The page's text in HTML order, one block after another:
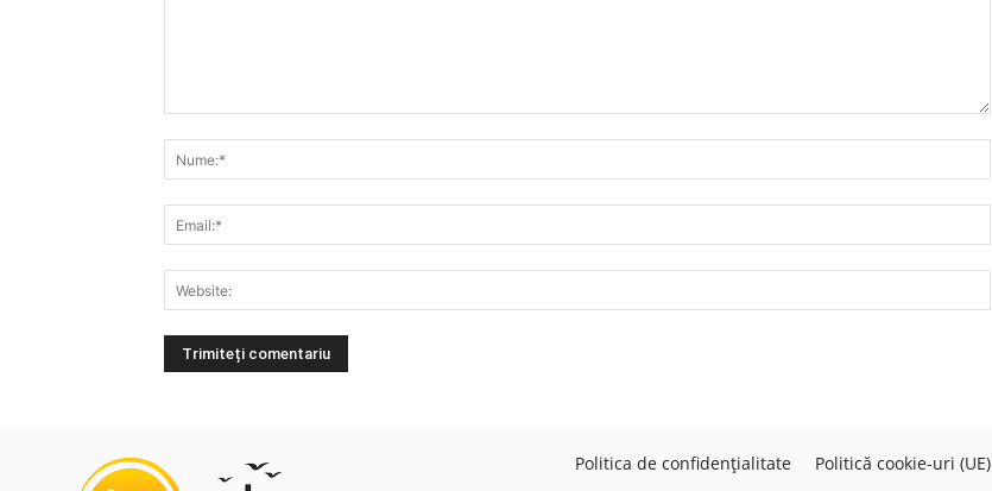
Politica de confidențialitate
Politică cookie-uri (UE)